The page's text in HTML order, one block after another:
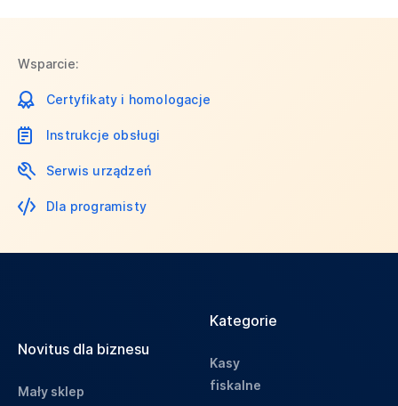
Wsparcie:
Certyfikaty i homologacje
Instrukcje obsługi
Serwis urządzeń
Dla programisty
Novitus dla biznesu
Mały sklep
Kategorie
Kasy
fiskalne